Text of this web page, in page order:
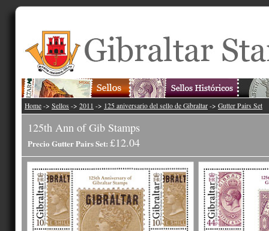
Home -> Sellos -> 2011 -> 125 aniversario del sello de Gibraltar -> Gutter Pairs Set
125th Ann of Gib Stamps
Precio Gutter Pairs Set: £12.04